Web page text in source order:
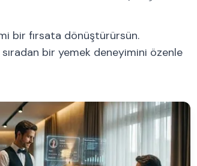
bir fırsata dönüştürürsün.
bir yemek deneyimini özenle